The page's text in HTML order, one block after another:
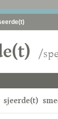
/
sjeerde(t)